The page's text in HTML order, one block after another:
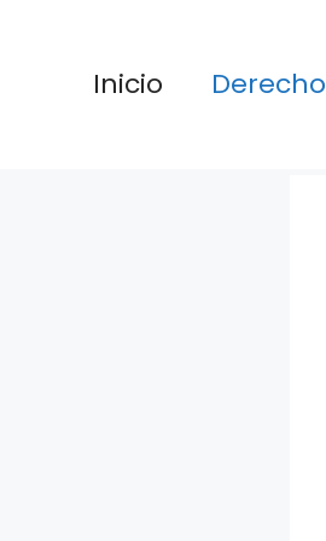
Inicio Derecho